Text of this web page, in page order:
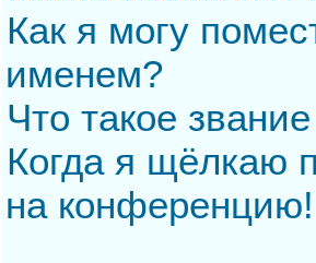
Как я могу
именем?
Что такое
Когда я щёлкаю
на конференцию!